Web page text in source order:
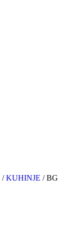
/KUHINJE / BG